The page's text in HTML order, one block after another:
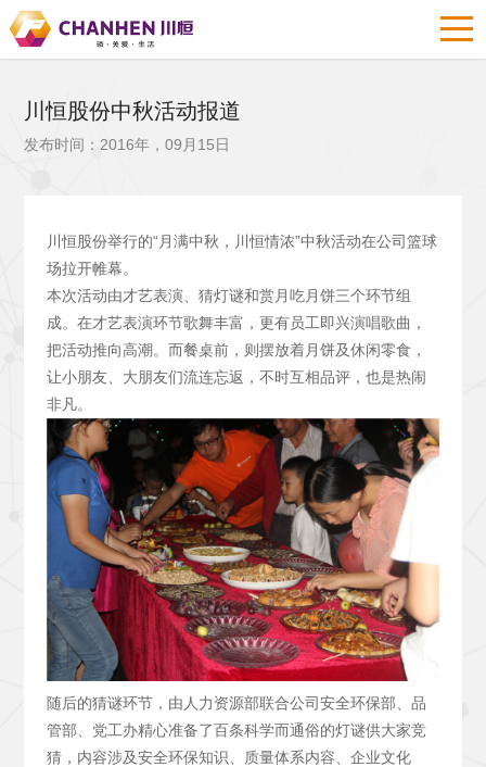
川恒股份中秋活动报道
发布时间：2016年，09月15日
川恒股份举行的“月满中秋，川恒情浓”中秋活动在公司篮球
场拉开帷幕。
本次活动由才艺表演、猜灯谜和赏月吃月饼三个环节组
成。在才艺表演环节歌舞丰富，更有员工即兴演唱歌曲，
把活动推向高潮。而餐桌前，则摆放着月饼及休闲零食，
让小朋友、大朋友们流连忘返，不时互相品评，也是热闹
非凡。
随后的猜谜环节，由人力资源部联合公司安全环保部、品
管部、党工办精心准备了百条科学而通俗的灯谜供大家竞
猜，内容涉及安全环保知识、质量体系内容、企业文化